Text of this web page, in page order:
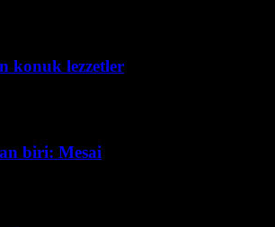
konuk lezzetler
biri: Mesai